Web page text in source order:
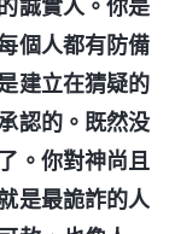
誠實人。你是
個人都有防備
建立在猜疑的
認的。既然没
。你對神尚且
是最詭詐的人